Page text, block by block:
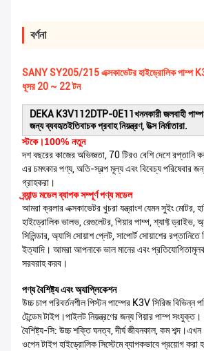
বর্ণনা
SANY SY205/215 এক্সকাভেটর হাইড্রোলিক পাম্প
ধূসর 20 ~ 22 টন
DEKA K3V112DTP-0E11 খননকারী জলবাহী পাম্প
জন্য ব্যবহৃতইতিবাচক প্রবাহ নিয়ন্ত্রণ, উত্স নির্মাতারা.
স্টকে।100% নতুন
দশ বছরের কাজের অভিজ্ঞতা, 70 টিরও বেশি দেশে রপ্তানি
এর চমৎকার পণ্য, অতি-স্বল্প মূল্য এবং বিবেচ্য পরিষেবার
গ্রাহকরা।
ব্র্যান্ড মডেল ব্যাপক সম্পূর্ণ পণ্য মডেল
আমরা ক্রলার এক্সকাভেটর খুচরা যন্ত্রাংশ যেমন সুইং মোটর,
হাইড্রোলিক ভালভ, রেগুলেটর, গিয়ার পাম্প, শ্যাফ্ট ড্রাইভ,
সিলিন্ডার, অ্যাসি সোয়াশ প্লেট, সাপোর্ট সোয়াশের
ইত্যাদি। আমরা আপনাকে ভাল মানের এবং
সরবরাহ করব।
পণ্য বৈশিষ্ট্য এবং অ্যাপ্লিকেশন
উচ্চ চাপ পরিবর্তনশীল পিস্টন পাম্পের K3V সিরিজ বিভিন্ন
টেন্ডেম টাইপ।পাইলট নিয়ন্ত্রণের জন্য গিয়ার পাম্প সংযুক্ত।
বৈশিষ্ট্য-সি: উচ্চ শক্তি ঘনত্ব, দীর্ঘ জীবনকাল, কম
ওপেন টাইপ হাইড্রোলিক সিস্টেমে ব্যাপকভাবে প্রয়োগ করা